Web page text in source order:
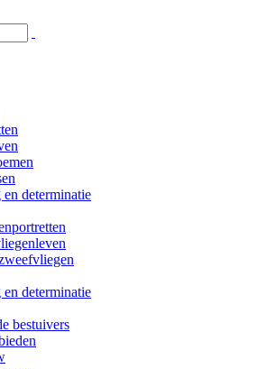
determinatie
determinatie
bestuivers